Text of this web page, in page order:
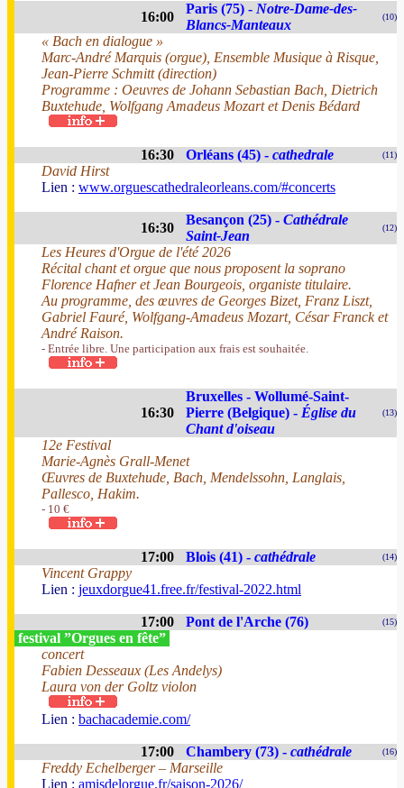
16:00
Paris (75) - Notre-Dame-des-
Blancs-Manteaux
(10)
« Bach en dialogue »
Marc-André Marquis (orgue), Ensemble Musique à Risque,
Jean-Pierre Schmitt (direction)
Programme : Oeuvres de Johann Sebastian Bach, Dietrich
Buxtehude, Wolfgang Amadeus Mozart et Denis Bédard
16:30 Orléans (45) - cathedrale (11)
David Hirst
Lien : www.orguescathedraleorleans.com/#concerts
16:30
Besançon (25) - Cathédrale
Saint-Jean
(12)
Les Heures d'Orgue de l'été 2026
Récital chant et orgue que nous proposent la soprano
Florence Hafner et Jean Bourgeois, organiste titulaire.
Au programme, des œuvres de Georges Bizet, Franz Liszt,
Gabriel Fauré, Wolfgang-Amadeus Mozart, César Franck et
André Raison.
- Entrée libre. Une participation aux frais est souhaitée.
16:30
Bruxelles - Wollumé-Saint-
Pierre (Belgique) - Église du
Chant d'oiseau
(13)
12e Festival
Marie-Agnès Grall-Menet
Œuvres de Buxtehude, Bach, Mendelssohn, Langlais,
Pallesco, Hakim.
- 10 €
17:00 Blois (41) - cathédrale (14)
Vincent Grappy
Lien : jeuxdorgue41.free.fr/festival-2022.html
17:00 Pont de l'Arche (76) (15)
festival ”Orgues en fête”
concert
Fabien Desseaux (Les Andelys)
Laura von der Goltz violon
Lien : bachacademie.com/
17:00 Chambery (73) - cathédrale (16)
Freddy Echelberger – Marseille
Lien : amisdelorgue.fr/saison-2026/